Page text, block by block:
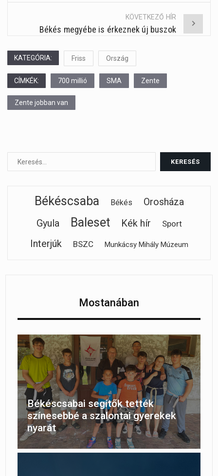
KÖVETKEZŐ HÍR
Békés megyébe is érkeznek új buszok
KATEGÓRIA: Friss Ország
CÍMKÉK: 700 millió SMA Zente
Zente jobban van
Békéscsaba Békés
Orosháza
Gyula
Baleset Kék hír Sport
Interjúk BSZC Munkácsy Mihály Múzeum
Mostanában
Békéscsabai segítők tették
színesebbé a szalontai gyerekek
nyarát